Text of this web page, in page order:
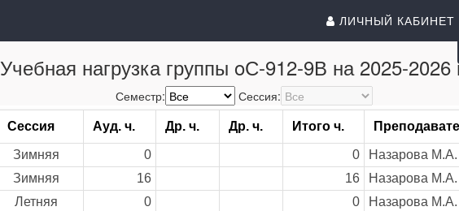
ЛИЧНЫЙ КАБИНЕТ
Учебная нагрузка группы oС-912-9В на 2025-2026
Семестр:
Сессия:
Сессия Ауд. ч. Др. ч. Др. ч. Итого ч.
Зимняя 0 0 Назарова М.А.
Зимняя 16 16 Назарова М.А.
Летняя 0 0 Назарова М.А.